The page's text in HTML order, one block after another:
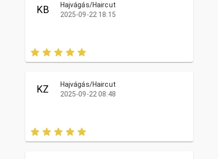
KB
Hajvágás/Haircut
2025-09-22 18:15
KZ
Hajvágás/Haircut
2025-09-22 08:48